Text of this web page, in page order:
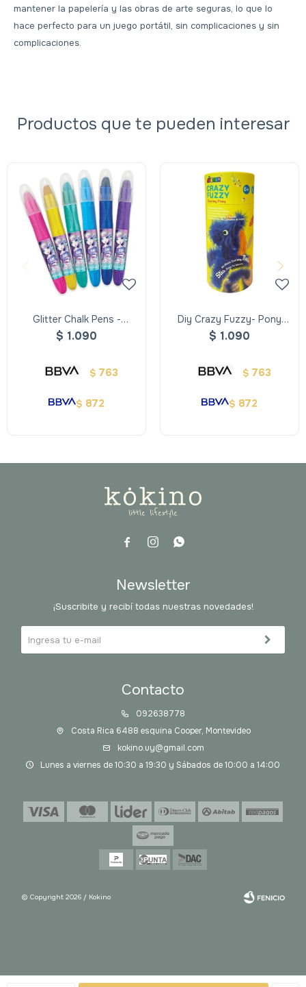
mantener la papelería y las obras de arte seguras, lo que lo
hace perfecto para un juego portátil, sin complicaciones y sin
complicaciones.
Productos que te pueden interesar
Glitter Chalk Pens -
Nebulous/6 Unidades Y
$ 1.090
$ 763
$ 872
Diy Crazy Fuzzy- Pony
Bailarin
$ 1.090
$ 763
$ 872
  
Contacto
092638778
Costa Rica 6488 esquina Cooper, Montevideo
kokino.uy@gmail.com
Lunes a viernes de 10:30 a 19:30 y Sábados de 10:00 a 14:00
Newsletter
¡Suscribite y recibí todas nuestras novedades!
© Copyright 2026 / Kokino